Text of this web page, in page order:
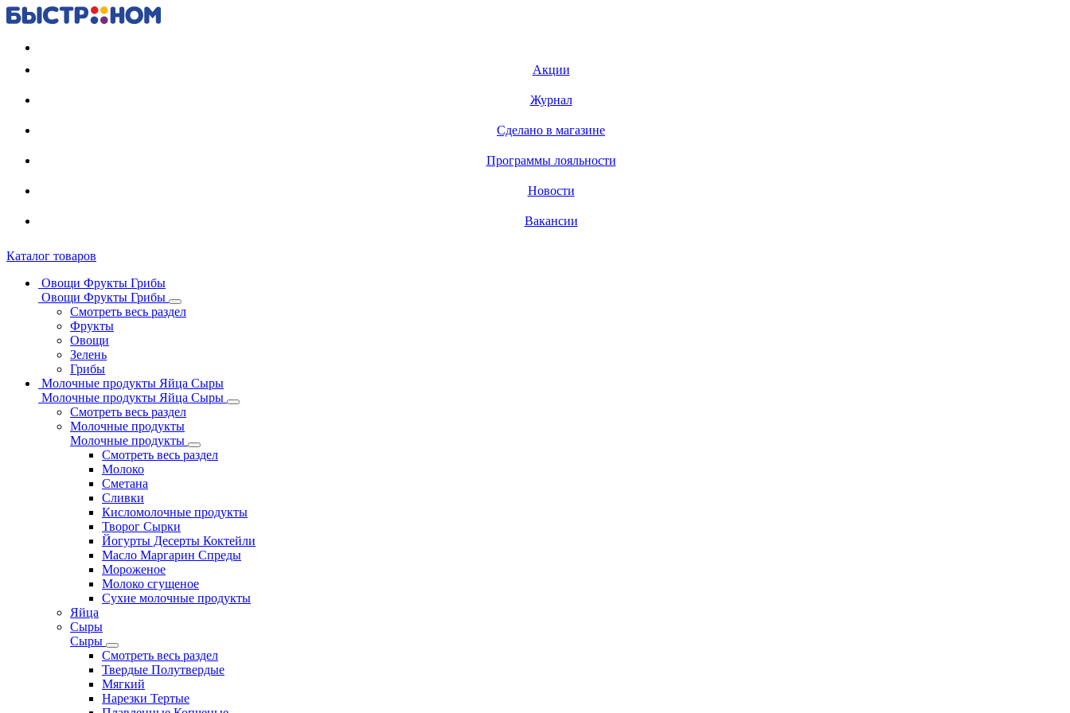
Акции
Журнал
Сделано в магазине
Программы лояльности
Новости
Вакансии
Каталог товаров
Овощи Фрукты Грибы
Овощи Фрукты Грибы
Смотреть весь раздел
Фрукты
Овощи
Зелень
Грибы
Молочные продукты Яйца Сыры
Молочные продукты Яйца Сыры
Смотреть весь раздел
Молочные продукты
Молочные продукты
Смотреть весь раздел
Молоко
Сметана
Сливки
Кисломолочные продукты
Творог Сырки
Йогурты Десерты Коктейли
Масло Маргарин Спреды
Мороженое
Молоко сгущеное
Сухие молочные продукты
Яйца
Сыры
Сыры
Смотреть весь раздел
Твердые Полутвердые
Мягкий
Нарезки Тертые